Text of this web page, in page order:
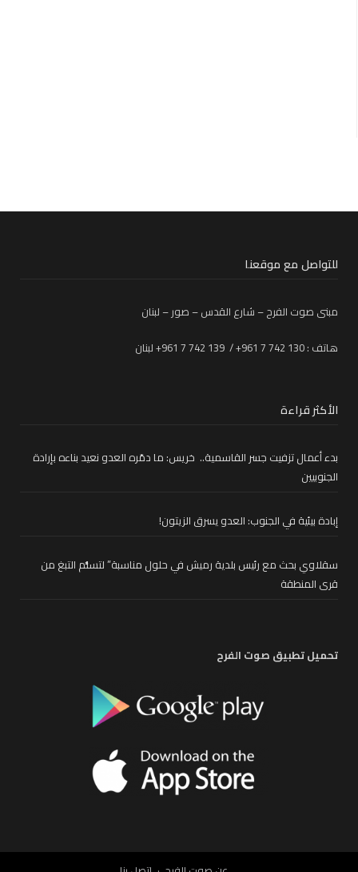
للتواصل مع موقعنا
مبنى صوت الفرح – شارع القدس – صور – لبنان
هاتف : 130 742 7 961+ / 139 742 7 961+ لبنان
الأكثر قراءة
بدء أعمال تزفيت جسر القاسمية.. خريس: ما دمّره العدو نعيد بناءه بإرادة
الجنوبيين
إبادة بيئية في الجنوب: العدو يسرق الزيتون!
سقلاوي بحث مع رئيس بلدية رميش في حلول مناسبة” لتسلُّم التبغ من
قرى المنطقة
تحميل تطبيق صوت الفرح